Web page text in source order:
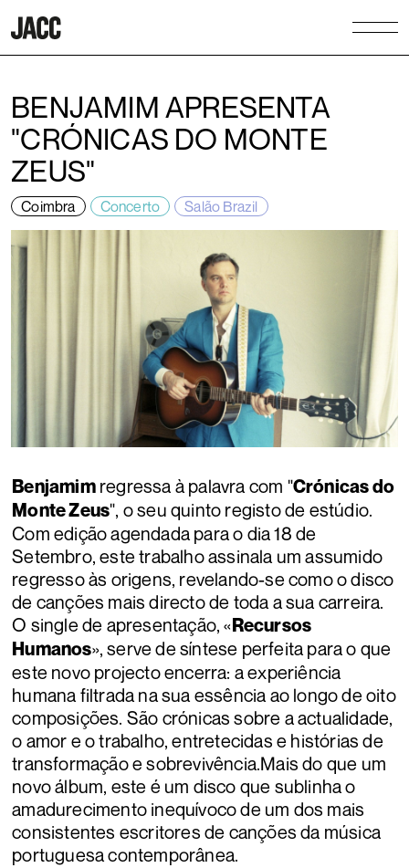
BENJAMIM APRESENTA
"CRÓNICAS DO MONTE
ZEUS"
Coimbra Concerto Salão Brazil
Benjamimregressa à palavra com "Crónicas do
Monte Zeus", o seu quinto registo de estúdio.
Com edição agendada para o dia 18 de
Setembro, este trabalho assinala um assumido
regresso às origens, revelando-se como o disco
de canções mais directo de toda a sua carreira.
O single de apresentação, «Recursos
Humanos», serve de síntese perfeita para o que
este novo projecto encerra: a experiência
humana filtrada na sua essência ao longo de oito
composições. São crónicas sobre a actualidade,
o amor e o trabalho, entretecidas e histórias de
transformação e sobrevivência.Mais do que um
novo álbum, este é um disco que sublinha o
amadurecimento inequívoco de um dos mais
consistentes escritores de canções da música
portuguesa contemporânea.